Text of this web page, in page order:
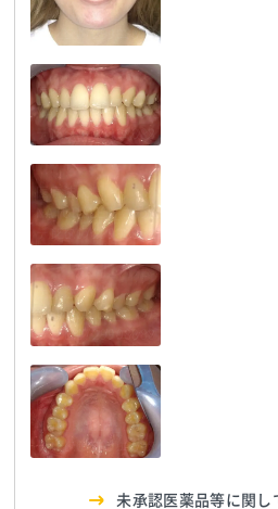
NATURALEE_さわだ
デンタルクリニック
TEL:0729998888
医療法人
NATURALEE_さわだ
デンタルクリニック
TEL:0729998888
医療法人
NATURALEE_さわだ
デンタルクリニック
TEL:0729998888
医療法人
NATURALEE_さわだ
デンタルクリニック
TEL:0729998888
医療法人
NATURALEE_さわだ
デンタルクリニック
TEL:0729998888
未承認医薬品等に関し